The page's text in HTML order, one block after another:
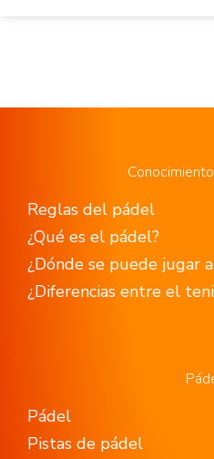
Reglas del pádel
¿Qué es el pádel?
¿Dónde se puede jugar
¿Diferencias entre el
Pádel
Pistas de pádel